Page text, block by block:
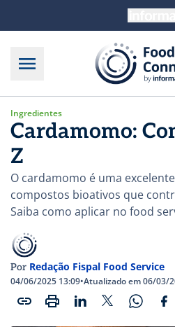
Ingredientes
Cardamomo:
Z
O cardamomo é uma
compostos bioativos que
Saiba como aplicar no food
Por Redação Fispal Food Service
04/06/2025 13:09•Atualizado em 06/03/